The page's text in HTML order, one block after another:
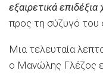
εξαιρετικά επιδέξια
προς τη σύζυγό του
Μια τελευταία
ο Μανώλης Γλέζος